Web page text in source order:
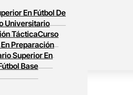
En Fútbol De
Universitario
TácticaCurso
Preparación
Superior En
Base